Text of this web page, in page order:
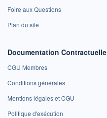
Foire aux Questions
Plan du site
Documentation Contractuelle
CGU Membres
Conditions générales
Mentions légales et CGU
Politique d'exécution